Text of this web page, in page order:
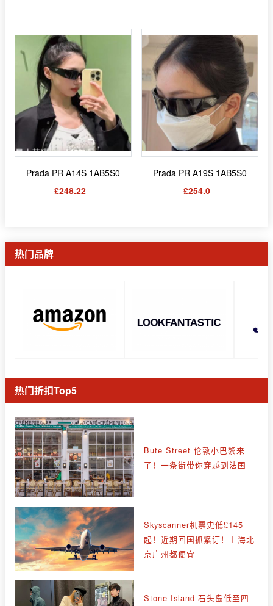
Prada PR A14S 1AB5S0
£248.22
Prada PR A19S 1AB5S0
£254.0
热门品牌
热门折扣Top5
Bute Street 伦敦小巴黎来
了！一条街带你穿越到法国
Skyscanner机票史低£145
起！近期回国抓紧订！上海北
京广州都便宜
Stone Island 石头岛低至四